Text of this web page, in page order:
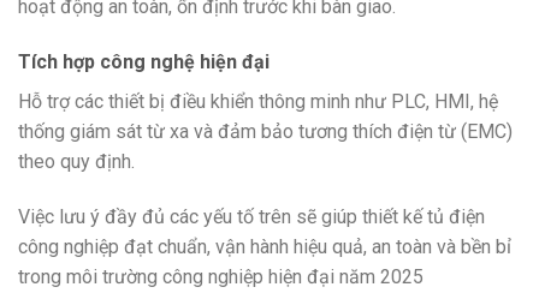
hoạt động an toàn, ổn định trước khi bàn giao.
Tích hợp công nghệ hiện đại
Hỗ trợ các thiết bị điều khiển thông minh như PLC, HMI, hệ
thống giám sát từ xa và đảm bảo tương thích điện từ (EMC)
theo quy định.
Việc lưu ý đầy đủ các yếu tố trên sẽ giúp thiết kế tủ điện
công nghiệp đạt chuẩn, vận hành hiệu quả, an toàn và bền bỉ
trong môi trường công nghiệp hiện đại năm 2025